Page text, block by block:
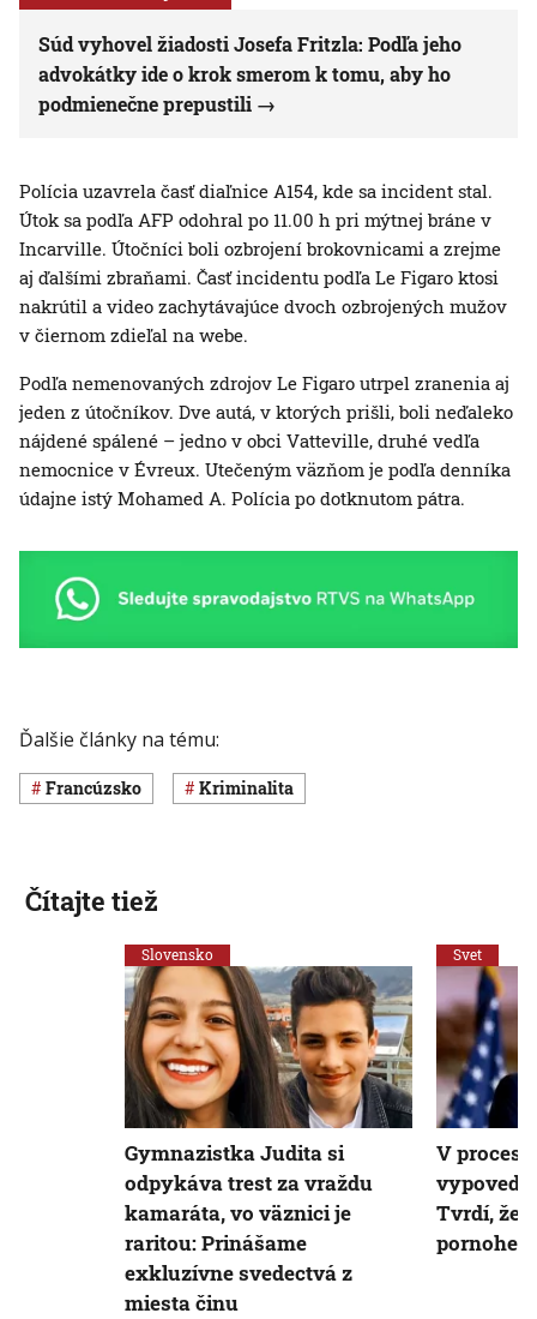
Súd vyhovel žiadosti Josefa Fritzla: Podľa jeho
advokátky ide o krok smerom k tomu, aby ho
podmienečne prepustili
Polícia uzavrela časť diaľnice A154, kde sa incident stal.
Útok sa podľa AFP odohral po 11.00 h pri mýtnej bráne v
Incarville. Útočníci boli ozbrojení brokovnicami a zrejme
aj ďalšími zbraňami. Časť incidentu podľa Le Figaro ktosi
nakrútil a video zachytávajúce dvoch ozbrojených mužov
v čiernom zdieľal na webe.
Podľa nemenovaných zdrojov Le Figaro utrpel zranenia aj
jeden z útočníkov. Dve autá, v ktorých prišli, boli neďaleko
nájdené spálené – jedno v obci Vatteville, druhé vedľa
nemocnice v Évreux. Utečeným väzňom je podľa denníka
údajne istý Mohamed A. Polícia po dotknutom pátra.
Ďalšie články na tému:
Francúzsko Kriminalita
Čítajte tiež
Slovensko
Gymnazistka Judita si
odpykáva trest za vraždu
kamaráta, vo väznici je
raritou: Prinášame
exkluzívne svedectvá z
miesta činu
Svet
V
Tvrdí, že